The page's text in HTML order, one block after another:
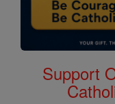
Support